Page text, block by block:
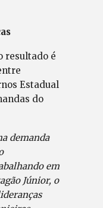
resultado é
Estadual
do
demanda
em
Júnior, o